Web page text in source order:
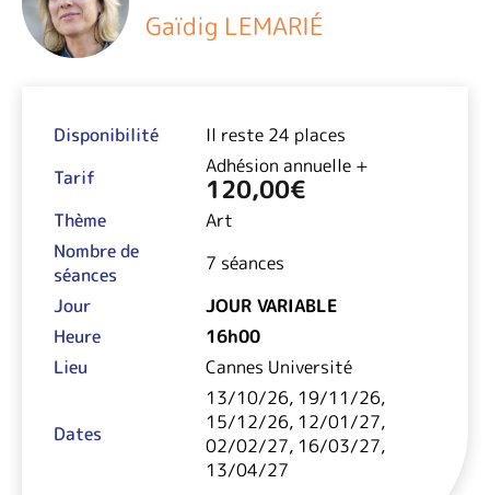
Gaïdig LEMARIÉ
Disponibilité
Il reste 24 places
Tarif
Adhésion annuelle +
120,00€
Thème
Art
Nombre de
séances
7 séances
Jour
JOUR VARIABLE
Heure
16h00
Lieu
Cannes Université
Dates
13/10/26, 19/11/26,
15/12/26, 12/01/27,
02/02/27, 16/03/27,
13/04/27